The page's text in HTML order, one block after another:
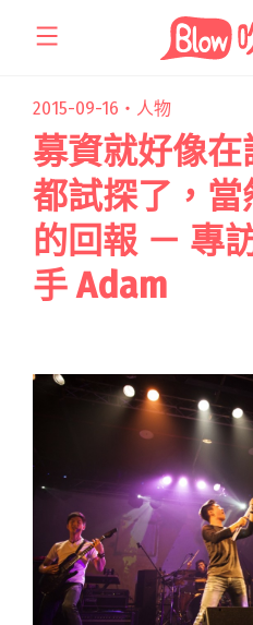
2015-09-16・ 人物
募資就好像在
都試探了，
的回報 － 專
手 Adam